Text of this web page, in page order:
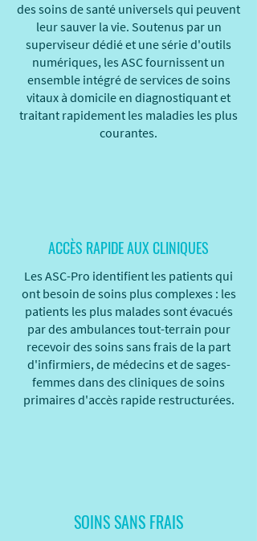
des soins de santé universels qui peuvent
leur sauver la vie. Soutenus par un
superviseur dédié et une série d'outils
numériques, les ASC fournissent un
ensemble intégré de services de soins
vitaux à domicile en diagnostiquant et
traitant rapidement les maladies les plus
courantes.
ACCÈS RAPIDE AUX CLINIQUES
Les ASC-Pro identifient les patients qui
ont besoin de soins plus complexes : les
patients les plus malades sont évacués
par des ambulances tout-terrain pour
recevoir des soins sans frais de la part
d'infirmiers, de médecins et de sages-
femmes dans des cliniques de soins
primaires d'accès rapide restructurées.
SOINS SANS FRAIS